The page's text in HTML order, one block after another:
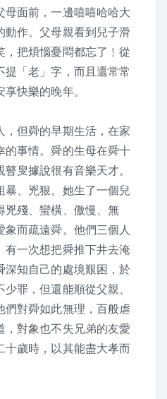
動照片
麼？
面前，一邊嘻嘻哈哈大
作。父母親看到兒子滑
把煩惱憂悶都忘了﹗從
「老」字，而且還常常
快樂的晚年。
但舜的早期生活，在家
的事情。舜的生母在舜十
叟據說很有音樂天才。
、兇狠。她生了一個兒
兇殘、蠻橫、傲慢、無
而疏遠舜。他們三個人
一次想把舜推下井去淹
知自己的處境艱困，於
罪，但還能順從父親、
們對舜如此無理，百般虐
對象也不失兄弟的友愛
十歲時，以其能盡大孝而